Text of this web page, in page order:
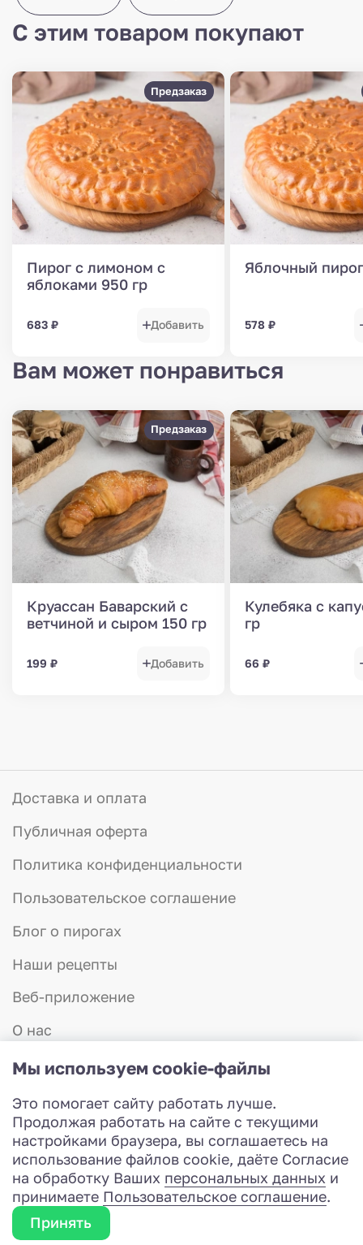
С этим товаром покупают
Предзаказ
Пирог с лимоном с
яблоками 950 гр
683 ₽ Добавить
Яблочный
578 ₽
Вам может понравиться
Предзаказ
Круассан Баварский с
ветчиной и сыром 150 гр
199 ₽ Добавить
Кулебяка с
гр
66 ₽
Заказать звонок
© 2026 Красная шапочка - доставка пирогов
Доставка и оплата
Публичная оферта
Политика конфиденциальности
Пользовательское соглашение
Блог о пирогах
Наши рецепты
Веб-приложение
О нас
Отзывы
Контакты
8 (831) 423-57-75
Работаем с 8:00 до 20:00
Разработка сайта
Мы используем cookie-файлы
Это помогает сайту работать лучше.
Продолжая работать на сайте с текущими
настройками браузера, вы соглашаетесь на
использование файлов cookie, даёте Согласие
на обработку Ваших персональных данных и
принимаете Пользовательское соглашение.
Принять